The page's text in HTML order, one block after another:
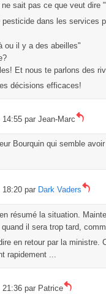
sait pas ce que veut dire
pesticide dans les services
ou il y a des abeilles"
Et nous te parlons des
décisions efficaces!
14:55 par Jean-Marc
Bourquin qui semble
18:20 par Dark Vaders
résumé la situation.
il sera trop tard,
en retour par la ministre.
rapidement ...
21:36 par Patrice